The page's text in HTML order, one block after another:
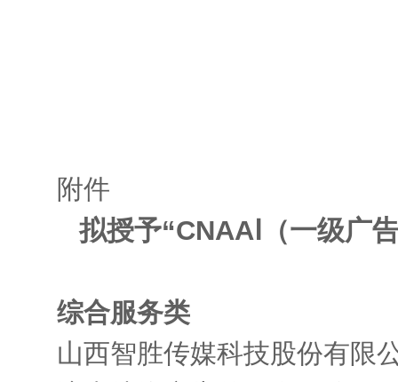
附件
拟授予“CNAAⅠ（一级广
综合服务类
山西智胜传媒科技股份有限